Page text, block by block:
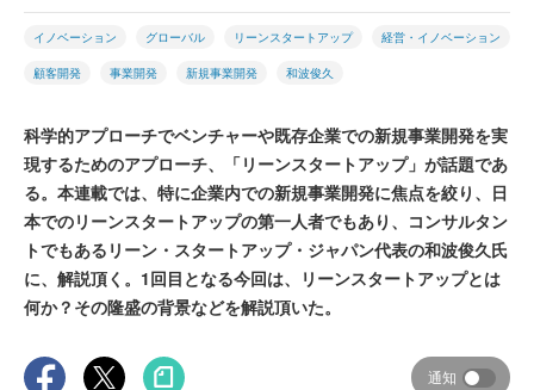
イノベーション グローバル リーンスタートアップ 経営・イノベーション
顧客開発 事業開発 新規事業開発 和波俊久
科学的アプローチでベンチャーや既存企業での新規事業開発を実
現するためのアプローチ、「リーンスタートアップ」が話題であ
る。本連載では、特に企業内での新規事業開発に焦点を絞り、日
本でのリーンスタートアップの第一人者でもあり、コンサルタン
トでもあるリーン・スタートアップ・ジャパン代表の和波俊久氏
に、解説頂く。1回目となる今回は、リーンスタートアップとは
何か？その隆盛の背景などを解説頂いた。
通知